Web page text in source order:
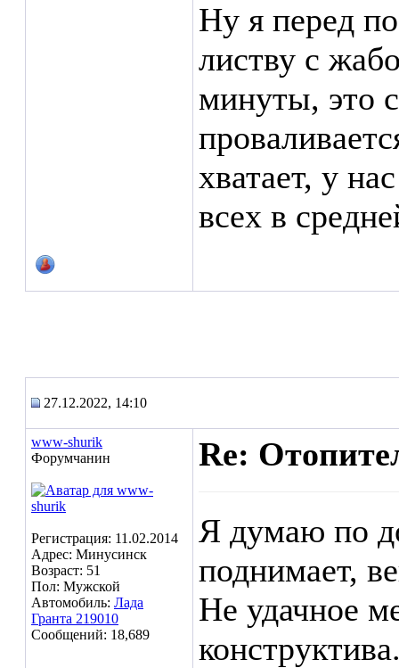
Ну я перед
листву с
минуты, это
хватает, у
всех в
27.12.2022, 14:10
www-shurik
Форумчанин
Регистрация: 11.02.2014
Адрес: Минусинск
Возраст: 51
Пол: Мужской
Автомобиль: Лада
Гранта 219010
Сообщений: 18,689
Re:
Я думаю по
поднимает,
Не удачное